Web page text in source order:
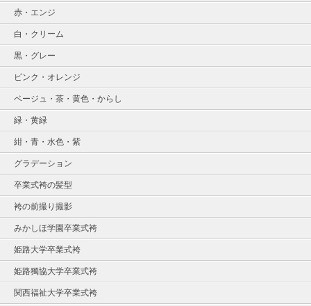
赤・エンジ
白・クリーム
黒・グレー
ピンク・オレンジ
ベージュ・茶・黄色・からし
緑・黄緑
紺・青・水色・紫
グラデーション
卒業式袴の髪型
袴の前撮り撮影
みかしほ学園卒業式袴
姫路大学卒業式袴
姫路獨協大学卒業式袴
関西福祉大学卒業式袴